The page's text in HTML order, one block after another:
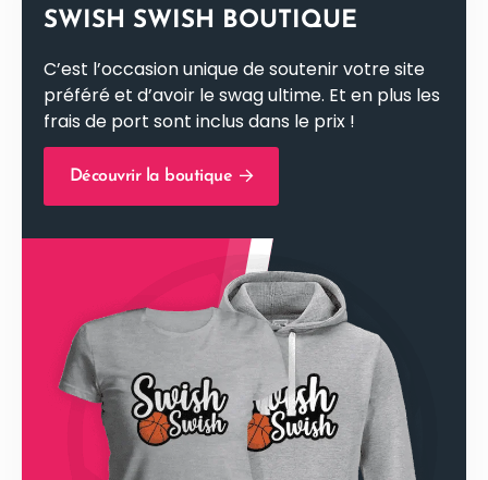
SWISH SWISH BOUTIQUE
C’est l’occasion unique de soutenir votre site
préféré et d’avoir le swag ultime. Et en plus les
frais de port sont inclus dans le prix !
Découvrir la boutique